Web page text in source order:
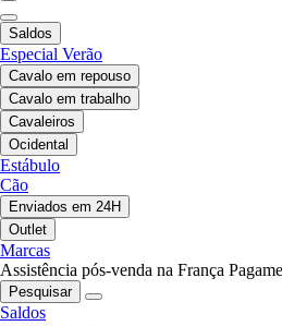
Saldos
Especial Verão
Cavalo em repouso
Cavalo em trabalho
Cavaleiros
Ocidental
Estábulo
Cão
Enviados em 24H
Outlet
Marcas
Assistência pós-venda na França
Pesquisar
Saldos